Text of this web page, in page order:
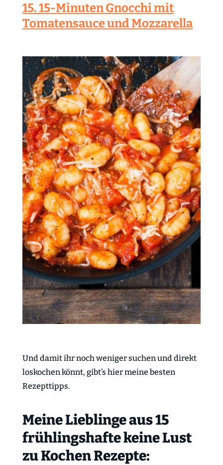
15. 15-Minuten Gnocchi mit
Tomatensauce und Mozzarella
Und damit ihr noch weniger suchen und direkt
loskochen könnt, gibt’s hier meine besten
Rezepttipps.
Meine Lieblinge aus 15
frühlingshafte keine Lust
zu Kochen Rezepte: